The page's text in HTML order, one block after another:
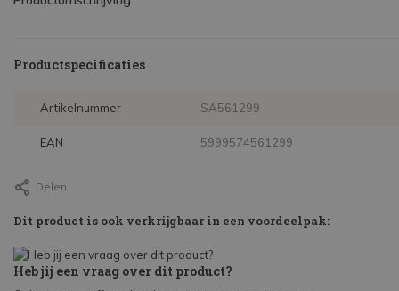
Productspecificaties
Artikelnummer SA561299
EAN 5999574561299
Delen
Dit product is ook verkrijgbaar in een voordeelpak:
Heb jij een vraag over dit product?